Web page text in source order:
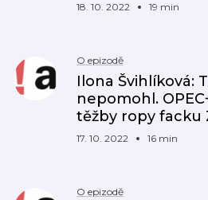
18. 10. 2022 19 min
O epizodě
Ilona Švihlíková:
nepomohl.
těžby ropy facku
17. 10. 2022 16 min
O epizodě